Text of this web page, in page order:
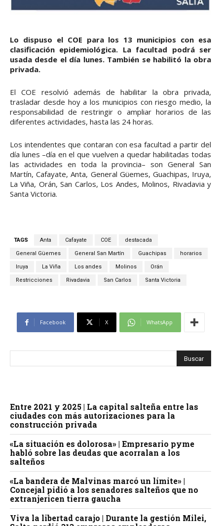
Lo dispuso el COE para los 13 municipios con esa
clasificación epidemiológica. La facultad podrá ser
usada desde el día lunes. También se habilitó la obra
privada.
El COE resolvió además de habilitar la obra privada,
trasladar desde hoy a los municipios con riesgo medio, la
responsabilidad de restringir o ampliar horarios de las
diferentes actividades, hasta las 24 horas.
Los intendentes que contaran con esa facultad a partir del
día lunes –día en el que vuelven a quedar habilitadas todas
las actividades en toda la provincia– son General San
Martín, Cafayate, Anta, General Güemes, Guachipas, Iruya,
La Viña, Orán, San Carlos, Los Andes, Molinos, Rivadavia y
Santa Victoria.
TAGS Anta Cafayate COE destacada
General Güemes General San Martín Guachipas horarios
Iruya La Viña Los andes Molinos Orán
Restricciones Rivadavia San Carlos Santa Victoria
Facebook X WhatsApp
Entre 2021 y 2025 | La capital salteña entre las
ciudades con más autorizaciones para la
construcción privada
«La situación es dolorosa» | Empresario pyme
habló sobre las deudas que acorralan a los
salteños
«La bandera de Malvinas marcó un límite» |
Concejal pidió a los senadores salteños que no
extranjericen tierra gaucha
Viva la libertad carajo | Durante la gestión Milei,